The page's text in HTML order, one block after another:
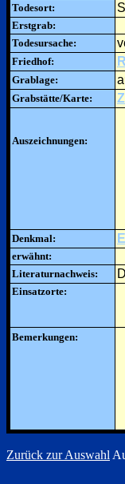
Todesort:
Erstgrab:
Todesursache:
Friedhof:
Grablage:
Grabstätte/Karte:
Auszeichnungen:
Denkmal:
erwähnt:
Literaturnachweis:
Einsatzorte:
Bemerkungen:
Zurück zur Auswahl